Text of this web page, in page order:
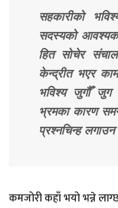
सहकारीको
सदस्यको
हित सोचेर
केन्द्रीत भएर
भविश्य जुगौँ
भ्रमका कारण
प्रश्नचिन्ह
कमजोरी कहाँ भयो भन्ने